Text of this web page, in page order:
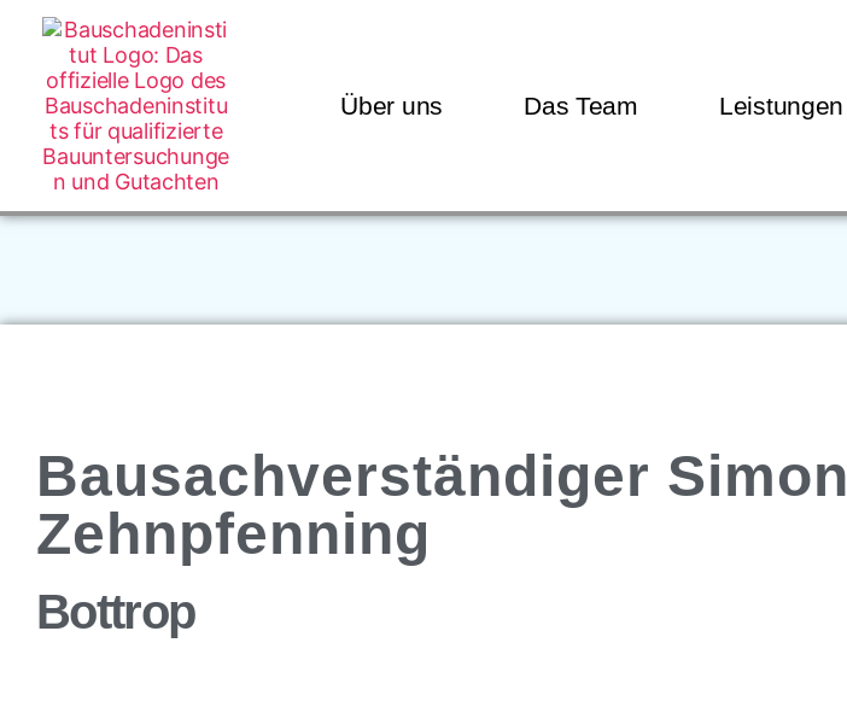
Über uns Das Team Leistungen
Bausachverständiger Simon
Zehnpfenning
Bottrop